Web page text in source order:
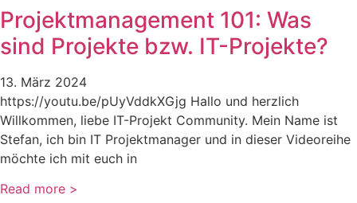
Projektmanagement 101: Was
sind Projekte bzw. IT-Projekte?
13. März 2024
https://youtu.be/pUyVddkXGjg Hallo und herzlich
Willkommen, liebe IT-Projekt Community. Mein Name ist
Stefan, ich bin IT Projektmanager und in dieser Videoreihe
möchte ich mit euch in
Read more >